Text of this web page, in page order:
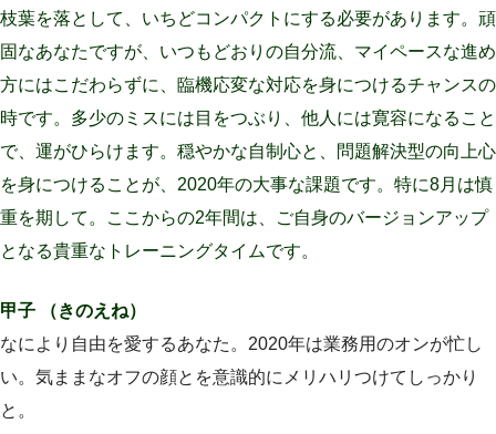
枝葉を落として、いちどコンパクトにする必要があります。頑
固なあなたですが、いつもどおりの自分流、マイペースな進め
方にはこだわらずに、臨機応変な対応を身につけるチャンスの
時です。多少のミスには目をつぶり、他人には寛容になること
で、運がひらけます。穏やかな自制心と、問題解決型の向上心
を身につけることが、2020年の大事な課題です。特に8月は慎
重を期して。ここからの2年間は、ご自身のバージョンアップ
となる貴重なトレーニングタイムです。
甲子 （きのえね）
なにより自由を愛するあなた。2020年は業務用のオンが忙し
い。気ままなオフの顔とを意識的にメリハリつけてしっかり
と。